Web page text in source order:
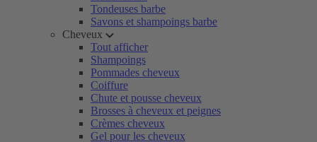
Tondeuses barbe
Savons et shampoings barbe
Cheveux
Tout afficher
Shampoings
Pommades cheveux
Coiffure
Chute et pousse cheveux
Brosses à cheveux et peignes
Crèmes cheveux
Gel pour les cheveux